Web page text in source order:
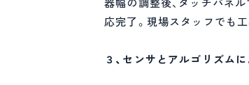
応完了。現場スタッフでも
３、センサとアルゴリズム